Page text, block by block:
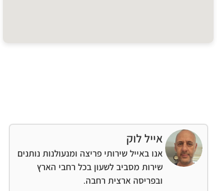
אייל לוק
אנו באייל שירותי פריצה ומנעולנות נותנים
שירות מסביב לשעון בכל רחבי הארץ
ובפריסה ארצית רחבה.